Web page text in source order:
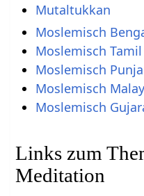
Mutaltukkan
Moslemisch
Moslemisch Tamil
Moslemisch
Moslemisch
Moslemisch
Links zum
Meditation